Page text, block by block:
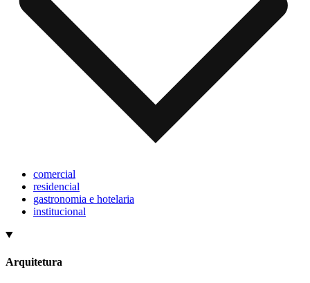
comercial
residencial
gastronomia e hotelaria
institucional
Arquitetura